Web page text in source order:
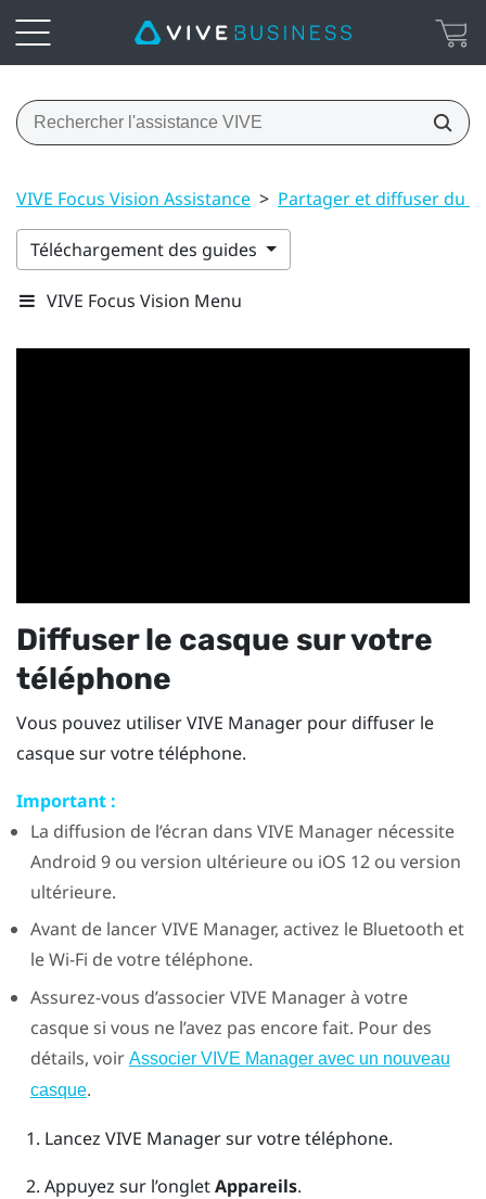
VIVE Focus Vision Assistance > Partager et diffuser du
Téléchargement des guides
VIVE Focus Vision Menu
Diffuser le casque sur votre
téléphone
Vous pouvez utiliserVIVE Manager pour diffuser le
casque sur votre téléphone.
Important :
La diffusion de l’écran dans VIVE Managernécessite
Android 9 ou version ultérieure ou iOS 12 ou version
ultérieure.
Avant de lancerVIVE Manager, activez le Bluetooth et
leWi-Fi de votre téléphone.
Assurez-vous d’associerVIVE Managerà votre
casque si vous ne l’avez pas encore fait. Pour des
détails, voir Associer VIVE Manager avec un nouveau
casque.
Lancez VIVE Managersur votre téléphone.
Appuyez sur l’ongletAppareils.